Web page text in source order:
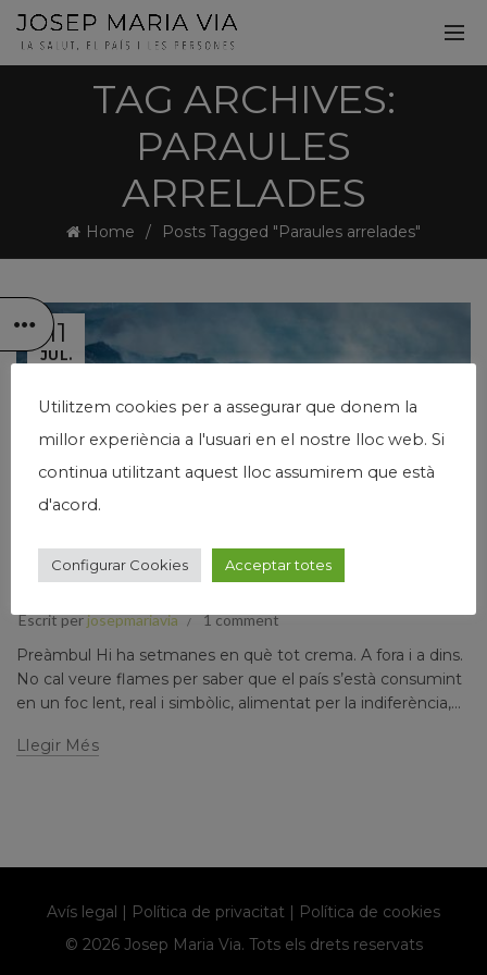
TAG ARCHIVES:
PARAULES
ARRELADES
Home Posts Tagged "Paraules arrelades"
11
JUL.
Humanisme
CRÒNICA D’UNA SETMANA DE JULIOL DE 2025.
PENSAMENTS RECURRENTS
Escrit perjosepmariavia 1 comment
Preàmbul Hi ha setmanes en què tot crema. A fora i a dins.
No cal veure flames per saber que el país s’està consumint
en un foc lent, real i simbòlic, alimentat per la indiferència,...
Llegir Més
© 2026 Josep Maria Via. Tots els drets reservats
Avís legal | Política de privacitat | Política de cookies
Utilitzem cookies per a assegurar que donem la
millor experiència a l'usuari en el nostre lloc web. Si
continua utilitzant aquest lloc assumirem que està
d'acord.
Configurar Cookies Acceptar totes